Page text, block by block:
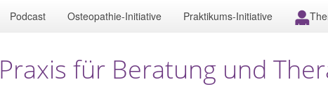
Podcast Osteopathie-Initiative Praktikums-Initiative
Praxis für Beratung und